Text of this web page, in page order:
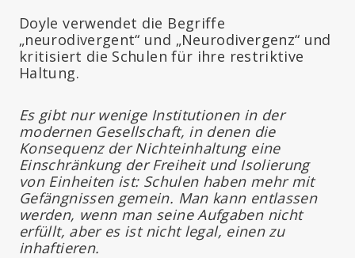
Doyle verwendet die Begriffe
„neurodivergent“ und „Neurodivergenz“ und
kritisiert die Schulen für ihre restriktive
Haltung.
Es gibt nur wenige Institutionen in der
modernen Gesellschaft, in denen die
Konsequenz der Nichteinhaltung eine
Einschränkung der Freiheit und Isolierung
von Einheiten ist: Schulen haben mehr mit
Gefängnissen gemein. Man kann entlassen
werden, wenn man seine Aufgaben nicht
erfüllt, aber es ist nicht legal, einen zu
inhaftieren.